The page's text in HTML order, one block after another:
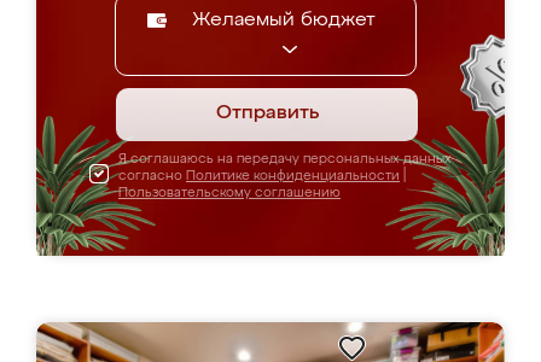
Желаемый бюджет
Отправить
Я соглашаюсь на передачу персональных данных
согласно Политике конфиденциальности
Пользовательскому соглашению